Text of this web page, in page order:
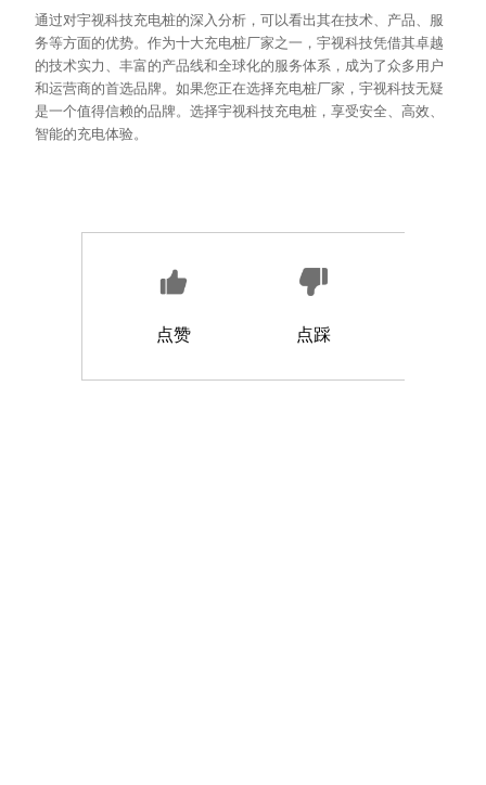
通过对宇视科技充电桩的深入分析，可以看出其在技术、产品、服
务等方面的优势。作为十大充电桩厂家之一，宇视科技凭借其卓越
的技术实力、丰富的产品线和全球化的服务体系，成为了众多用户
和运营商的首选品牌。如果您正在选择充电桩厂家，宇视科技无疑
是一个值得信赖的品牌。选择宇视科技充电桩，享受安全、高效、
智能的充电体验。